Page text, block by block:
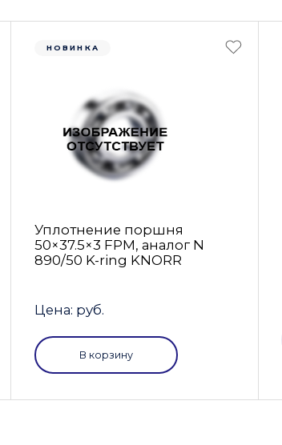
НОВИНКА
Уплотнение поршня
50×37.5×3 FРM, аналог N
890/50 K-ring KNORR
Цена: руб.
В корзину